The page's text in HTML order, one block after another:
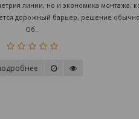
линии, но и экономика монтажа,
дорожный барьер, решение
Об..